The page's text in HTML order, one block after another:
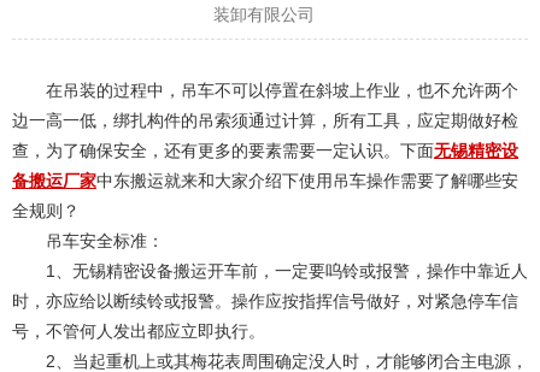
装卸有限公司
在吊装的过程中，吊车不可以停置在斜坡上作业，也不允许两个
边一高一低，绑扎构件的吊索须通过计算，所有工具，应定期做好检
查，为了确保安全，还有更多的要素需要一定认识。下面无锡精密设
备搬运厂家中东搬运就来和大家介绍下使用吊车操作需要了解哪些安
全规则？
吊车安全标准：
1、无锡精密设备搬运开车前，一定要呜铃或报警，操作中靠近人
时，亦应给以断续铃或报警。操作应按指挥信号做好，对紧急停车信
号，不管何人发出都应立即执行。
2、当起重机上或其梅花表周围确定没人时，才能够闭合主电源，